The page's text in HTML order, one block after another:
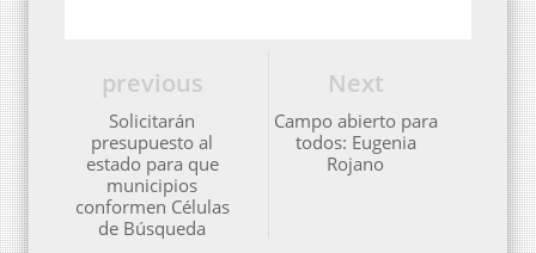
Next
Campo abierto para
todos: Eugenia
Rojano
previous
Solicitarán
presupuesto al
estado para que
municipios
conformen Células
de Búsqueda